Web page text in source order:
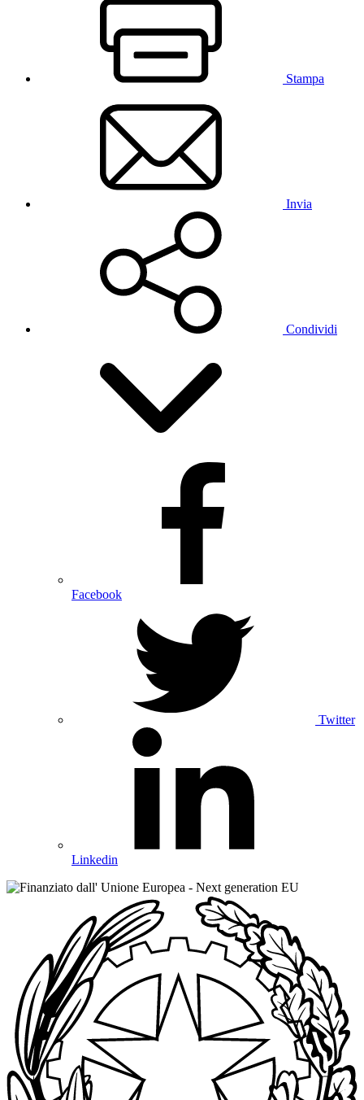
Stampa
Invia
Condividi
Facebook
Twitter
Linkedin